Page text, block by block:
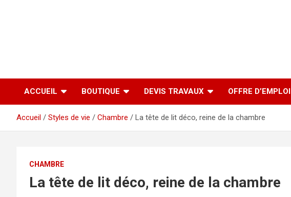
ACCUEIL BOUTIQUE DEVIS TRAVAUX OFFRE D’EMPLOI
Accueil Styles de vie Chambre La tête de lit déco, reine de la chambre
CHAMBRE
La tête de lit déco, reine de la chambre